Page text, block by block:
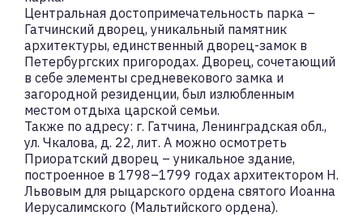
Центральная достопримечательность парка –
Гатчинский дворец, уникальный памятник
архитектуры, единственный дворец-замок в
Петербургских пригородах. Дворец, сочетающий
в себе элементы средневекового замка и
загородной резиденции, был излюбленным
местом отдыха царской семьи.
Также по адресу: г. Гатчина, Ленинградская обл.,
ул. Чкалова, д. 22, лит. А можно осмотреть
Приоратский дворец – уникальное здание,
построенное в 1798–1799 годах архитектором Н.
Львовым для рыцарского ордена святого Иоанна
Иерусалимского (Мальтийского ордена).